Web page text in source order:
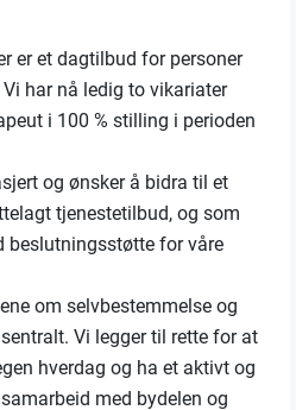
er et dagtilbud for personer
har nå ledig to vikariater
i 100 % stilling i perioden
og ønsker å bidra til et
tjenestetilbud, og som
beslutningsstøtte for våre
om selvbestemmelse og
Vi legger til rette for at
hverdag og ha et aktivt og
med bydelen og